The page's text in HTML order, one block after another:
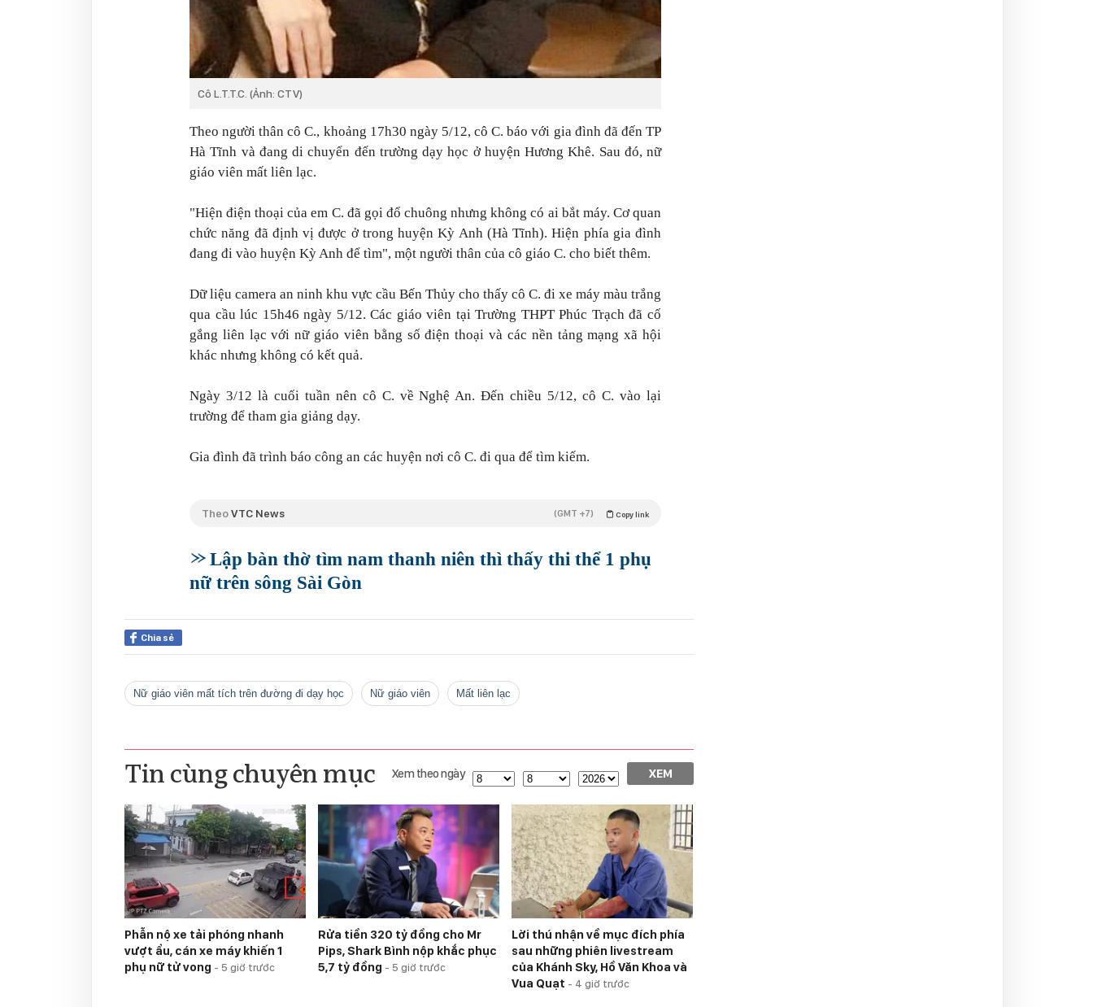
Cô L.T.T.C. (Ảnh: CTV)
Theo người thân cô C., khoảng 17h30 ngày 5/12, cô C. báo với gia đình đã đến TP
Hà Tĩnh và đang di chuyển đến trường dạy học ở huyện Hương Khê. Sau đó, nữ
giáo viên mất liên lạc.
"Hiện điện thoại của em C. đã gọi đổ chuông nhưng không có ai bắt máy. Cơ quan
chức năng đã định vị được ở trong huyện Kỳ Anh (Hà Tĩnh). Hiện phía gia đình
đang đi vào huyện Kỳ Anh để tìm", một người thân của cô giáo C. cho biết thêm.
Dữ liệu camera an ninh khu vực cầu Bến Thủy cho thấy cô C. đi xe máy màu trắng
qua cầu lúc 15h46 ngày 5/12. Các giáo viên tại Trường THPT Phúc Trạch đã cố
gắng liên lạc với nữ giáo viên bằng số điện thoại và các nền tảng mạng xã hội
khác nhưng không có kết quả.
Ngày 3/12 là cuối tuần nên cô C. về Nghệ An. Đến chiều 5/12, cô C. vào lại
trường để tham gia giảng dạy.
Gia đình đã trình báo công an các huyện nơi cô C. đi qua để tìm kiếm.
TheoVTC News Copy link
(GMT +7)
Lập bàn thờ tìm nam thanh niên thì thấy thi thể 1 phụ
nữ trên sông Sài Gòn
Chia sẻ
Nữ giáo viên mất tích trên đường đi dạy học nữ giáo viên mất liên lạc
Tin cùng chuyên mục Xem theo ngày XEM
Phẫn nộ xe tải phóng nhanh
vượt ẩu, cán xe máy khiến 1
phụ nữ tử vong - 5 giờ trước
Rửa tiền 320 tỷ đồng cho Mr
Pips, Shark Bình nộp khắc phục
5,7 tỷ đồng - 5 giờ trước
Lời thú nhận về mục đích phía
sau những phiên livestream
của Khánh Sky, Hồ Văn Khoa và
Vua Quạt - 4 giờ trước